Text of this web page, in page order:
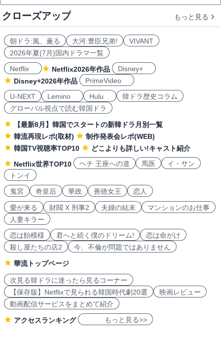
クローズアップ もっと見る
朝ドラ:風、薫る 大河:豊臣兄弟!
VIVANT
2026年夏(7月)国内ドラマ一覧
Netflix
Netflix2026年作品
Disney+
Disney+2026年作品
PrimeVideo
U-NEXT
Lemino Hulu
韓ドラ歴史コラム
グローバル視点で読む韓国ドラ
【最新8月】韓国でスタートの新韓ドラ月別一覧
韓流再現レポ(取材)
制作発表会レポ(WEB)
韓国TV視聴率TOP10
どこよりも詳しい!キャスト紹介
Netflix世界TOP10
ヘチ 王座への道 馬医
イ・サン
トンイ
鬼宮
奇皇后 華政 善徳女王 恋人
愛が来る 財閥 X 刑事2 夫婦の結末
マンションのお仕事
人妻キラー
恋は飴模様
君へと続く僕のドリーム!
恋は命がけ
殺し屋たちの店2
今、不倫が問題ではありません
華流トップページ
次見る韓ドラに迷ったら見るコーナー
【保存版】Netflixで見られる韓国時代劇20選
映画レビュー
動画配信サービスをまとめて紹介
アクセスランキング もっと見る>>